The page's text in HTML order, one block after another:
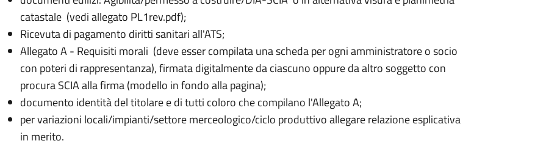
catastale (vedi allegato PL1rev.pdf);
Ricevuta di pagamento diritti sanitari all'ATS;
Allegato A - Requisiti morali (deve esser compilata una scheda per ogni amministratore o socio
con poteri di rappresentanza), firmata digitalmente da ciascuno oppure da altro soggetto con
procura SCIA alla firma (modello in fondo alla pagina);
documento identità del titolare e di tutti coloro che compilano l'Allegato A;
per variazioni locali/impianti/settore merceologico/ciclo produttivo allegare relazione esplicativa
in merito.